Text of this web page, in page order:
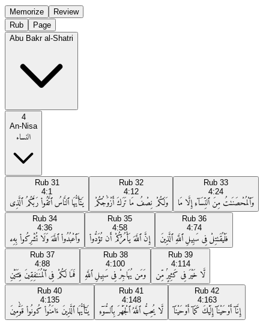
Memorize
Review
Rub
Page
Abu Bakr al-Shatri
4
An-Nisa
النساء
Rub 31
4:1
يَـٰٓأَيُّهَا ٱلنَّاسُ ٱتَّقُوا۟ رَبَّكُمُ ٱلَّذِى
Rub 32
4:12
وَلَكُمْ نِصْفُ مَا تَرَكَ أَزْوَٰجُكُمْ
Rub 33
4:24
وَٱلْمُحْصَنَـٰتُ مِنَ ٱلنِّسَآءِ إِلَّا مَا
Rub 34
4:36
وَٱعْبُدُوا۟ ٱللَّهَ وَلَا تُشْرِكُوا۟ بِهِۦ
Rub 35
4:58
إِنَّ ٱللَّهَ يَأْمُرُكُمْ أَن تُؤَدُّوا۟
Rub 36
4:74
فَلْيُقَـٰتِلْ فِى سَبِيلِ ٱللَّهِ ٱلَّذِينَ
Rub 37
4:88
فَمَا لَكُمْ فِى ٱلْمُنَـٰفِقِينَ فِئَتَيْنِ
Rub 38
4:100
وَمَن يُهَاجِرْ فِى سَبِيلِ ٱللَّهِ
Rub 39
4:114
لَّا خَيْرَ فِى كَثِيرٍۢ مِّن
Rub 40
4:135
يَـٰٓأَيُّهَا ٱلَّذِينَ ءَامَنُوا۟ كُونُوا۟ قَوَّٰمِينَ
Rub 41
4:148
لَّا يُحِبُّ ٱللَّهُ ٱلْجَهْرَ بِٱلسُّوٓءِ
Rub 42
4:163
إِنَّآ أَوْحَيْنَآ إِلَيْكَ كَمَآ أَوْحَيْنَآ